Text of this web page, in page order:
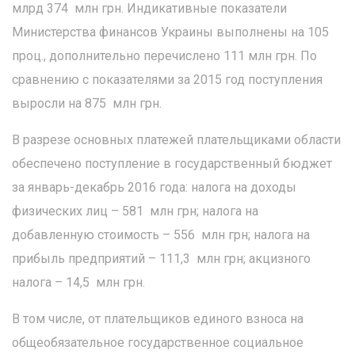
млрд 374 млн грн. Индикативные показатели
Министерства финансов Украины выполнены на 105
проц., дополнительно перечислено 111 млн грн. По
сравнению с показателями за 2015 год поступления
выросли на 875 млн грн.
В разрезе основных платежей плательщиками области
обеспечено поступление в государственный бюджет
за январь-декабрь 2016 года: налога на доходы
физических лиц – 581 млн грн; налога на
добавленную стоимость – 556 млн грн; налога на
прибыль предприятий – 111,3 млн грн; акцизного
налога – 14,5 млн грн.
В том числе, от плательщиков единого взноса на
общеобязательное государственное социальное